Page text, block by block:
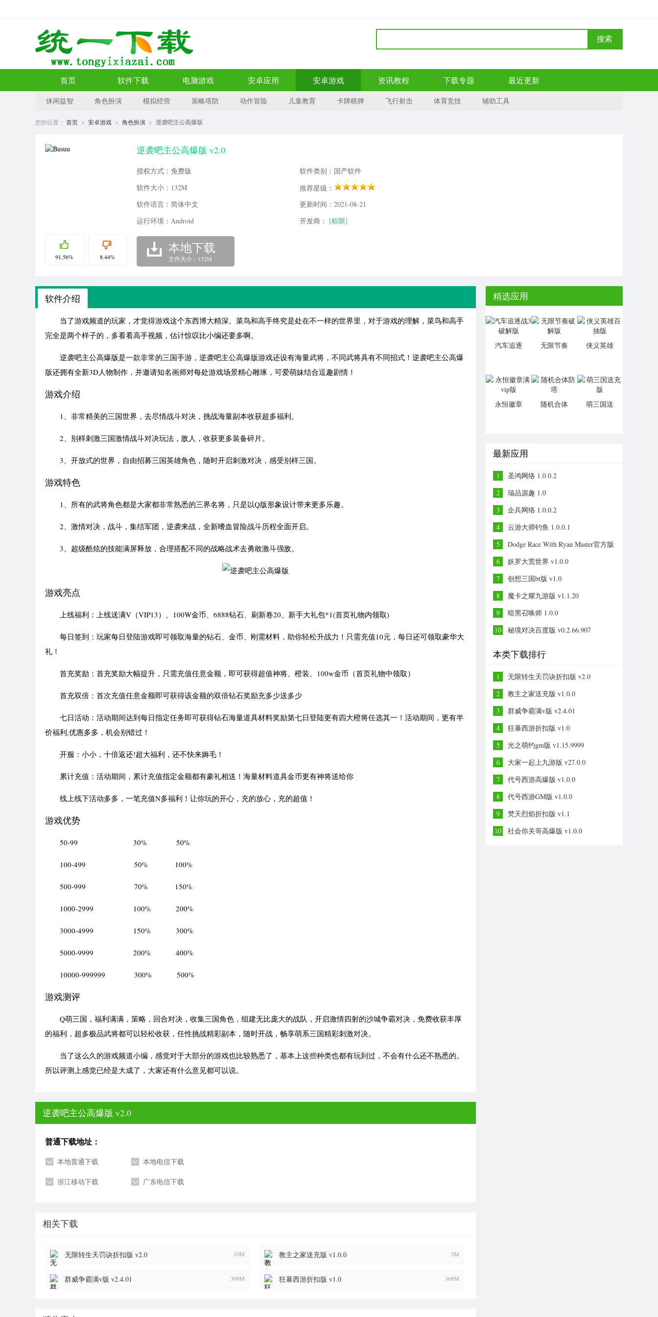
搜索
首页 软件下载 电脑游戏 安卓应用 安卓游戏 资讯教程 下载专题 最近更新
休闲益智 角色扮演 模拟经营 策略塔防 动作冒险 儿童教育 卡牌棋牌 飞行射击 体育竞技 辅助工具
您的位置： 首页 > 安卓游戏 > 角色扮演 > 逆袭吧主公高爆版
91.56% 8.44%
逆袭吧主公高爆版 v2.0
授权方式：免费版
软件类别：国产软件
软件大小：132M
推荐星级：
软件语言：简体中文
更新时间：2021-08-21
运行环境：Android
开发商： [权限]
本地下载
文件大小：132M
软件介绍
当了游戏频道的玩家，才觉得游戏这个东西博大精深。菜鸟和高手终究是处在不一样的世界里，对于游戏的理解，菜鸟和高手
完全是两个样子的，多看看高手视频，估计惊叹比小编还要多啊。
逆袭吧主公高爆版是一款非常的三国手游，逆袭吧主公高爆版游戏还设有海量武将，不同武将具有不同招式！逆袭吧主公高爆
版还拥有全新3D人物制作，并邀请知名画师对每处游戏场景精心雕琢，可爱萌妹结合逗趣剧情！
游戏介绍
1、非常精美的三国世界，去尽情战斗对决，挑战海量副本收获超多福利。
2、别样刺激三国激情战斗对决玩法，敌人，收获更多装备碎片。
3、开放式的世界，自由招募三国英雄角色，随时开启刺激对决，感受别样三国。
游戏特色
1、所有的武将角色都是大家都非常熟悉的三界名将，只是以Q版形象设计带来更多乐趣。
2、激情对决，战斗，集结军团，逆袭来战，全新嗜血冒险战斗历程全面开启。
3、超级酷炫的技能满屏释放，合理搭配不同的战略战术去勇敢激斗强敌。
游戏亮点
上线福利：上线送满V（VIP13）、100W金币、6888钻石、刷新卷20、新手大礼包*1(首页礼物内领取)
每日签到：玩家每日登陆游戏即可领取海量的钻石、金币、刚需材料，助你轻松升战力！只需充值10元，每日还可领取豪华大
礼！
首充奖励：首充奖励大幅提升，只需充值任意金额，即可获得超值神将、橙装、100w金币（首页礼物中领取）
首充双倍：首次充值任意金额即可获得该金额的双倍钻石奖励充多少送多少
七日活动：活动期间达到每日指定任务即可获得钻石海量道具材料奖励第七日登陆更有四大橙将任选其一！活动期间，更有半
价福利,优惠多多，机会别错过！
开服：小小，十倍返还!超大福利，还不快来媷毛！
累计充值：活动期间，累计充值指定金额都有豪礼相送！海量材料道具金币更有神将送给你
线上线下活动多多，一笔充值N多福利！让你玩的开心，充的放心，充的超值！
游戏优势
50-99 30% 50%
100-499 50% 100%
500-999 70% 150%
1000-2999 100% 200%
3000-4999 150% 300%
5000-9999 200% 400%
10000-999999 300% 500%
游戏测评
Q萌三国，福利满满，策略，回合对决，收集三国角色，组建无比庞大的战队，开启激情四射的沙城争霸对决，免费收获丰厚
的福利，超多极品武将都可以轻松收获，任性挑战精彩副本，随时开战，畅享萌系三国精彩刺激对决。
当了这么久的游戏频道小编，感觉对于大部分的游戏也比较熟悉了，基本上这些种类也都有玩到过，不会有什么还不熟悉的。
所以评测上感觉已经是大成了，大家还有什么意见都可以说。
逆袭吧主公高爆版 v2.0
普通下载地址：
本地普通下载 本地电信下载
浙江移动下载 广东电信下载
相关下载
无限转生天罚诀折扣版 v2.0 10M 教主之家送充版 v1.0.0 3M
群威争霸满v版 v2.4.01 309M 狂暴西游折扣版 v1.0 368M
精选应用
汽车追逐
无限节奏
侠义英雄
永恒徽章
随机合体
萌三国送
最新应用
1
圣鸿网络 1.0.0.2
2
瑞品源趣 1.0
3
企兵网络 1.0.0.2
4
云游大师钓鱼 1.0.0.1
5
Dodge Race With Ryan Master官方版
6
妖罗大荒世界 v1.0.0
7
创想三国bt版 v1.0
8
魔卡之耀九游版 v1.1.20
9
暗黑召唤师 1.0.0
10
秘境对决百度版 v0.2.66.907
本类下载排行
1
无限转生天罚诀折扣版 v2.0
2
教主之家送充版 v1.0.0
3
群威争霸满v版 v2.4.01
4
狂暴西游折扣版 v1.0
5
光之萌约gm版 v1.15.9999
6
大家一起上九游版 v27.0.0
7
代号西游高爆版 v1.0.0
8
代号西游GM版 v1.0.0
9
梵天烈焰折扣版 v1.1
10
社会你关哥高爆版 v1.0.0